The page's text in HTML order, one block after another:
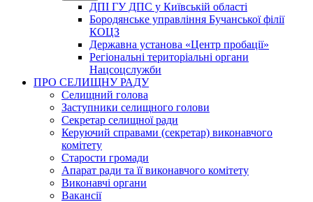
ДПІ ГУ ДПС у Київській області
Бородянське управління Бучанської філії
КОЦЗ
Державна установа «Центр пробації»
Регіональні територіальні органи
Нацсоцслужби
ПРО СЕЛИЩНУ РАДУ
Селищний голова
Заступники селищного голови
Секретар селищної ради
Керуючий справами (секретар) виконавчого
комітету
Старости громади
Апарат ради та її виконавчого комітету
Виконавчі органи
Вакансії